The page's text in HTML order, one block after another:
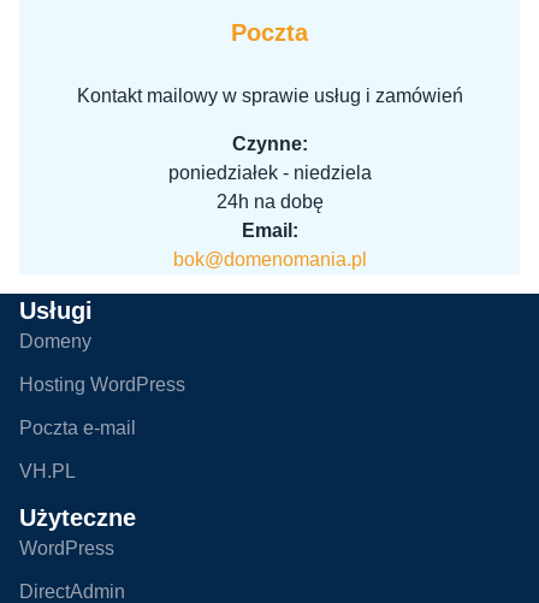
Poczta
Kontakt mailowy w sprawie usług i zamówień
Czynne:
poniedziałek - niedziela
24h na dobę
Email:
bok@domenomania.pl
Usługi
Domeny
Hosting WordPress
Poczta e-mail
VH.PL
Użyteczne
WordPress
DirectAdmin